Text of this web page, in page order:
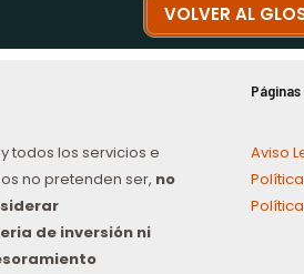
VOLVER AL
todos los servicios e
no pretenden ser, no
de inversión ni
Aviso